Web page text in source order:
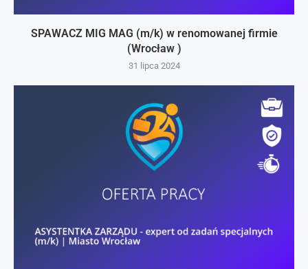
SPAWACZ MIG MAG (m/k) w renomowanej firmie
(Wrocław )
31 lipca 2024